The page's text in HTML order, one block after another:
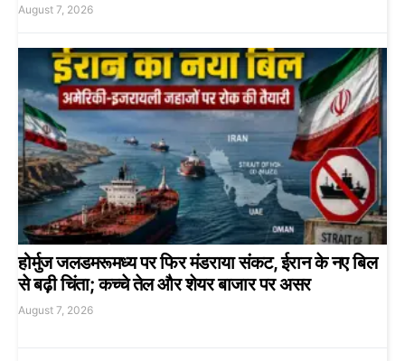
August 7, 2026
होर्मुज जलडमरूमध्य पर फिर मंडराया संकट, ईरान के नए बिल
से बढ़ी चिंता; कच्चे तेल और शेयर बाजार पर असर
August 7, 2026